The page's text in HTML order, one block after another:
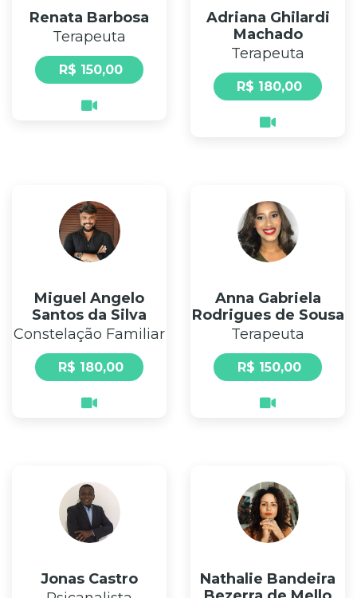
Renata Barbosa
Terapeuta
R$ 150,00
Adriana Ghilardi
Machado
Terapeuta
R$ 180,00
Miguel Angelo
Santos da Silva
Constelação Familiar
R$ 180,00
Anna Gabriela
Rodrigues de Sousa
Terapeuta
R$ 150,00
Jonas Castro
Nathalie Bandeira